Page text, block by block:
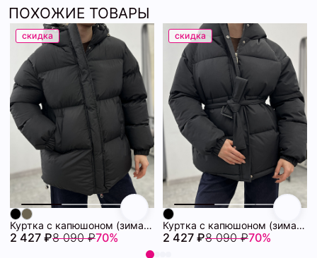
ПОХОЖИЕ ТОВАРЫ
скидка
Куртка с капюшоном (зима) 72460880\15
2 427 ₽8 090 ₽70%
скидка
Куртка с капюшоном (зима) 72460878\15
2 427 ₽8 090 ₽70%